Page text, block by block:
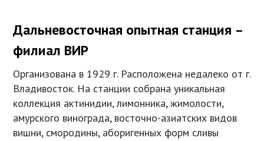
Дальневосточная опытная станция –
филиал ВИР
Организована в 1929 г. Расположена недалеко от г.
Владивосток. На станции собрана уникальная
коллекция актинидии, лимонника, жимолости,
амурского винограда, восточно-азиатских видов
вишни, смородины, аборигенных форм сливы